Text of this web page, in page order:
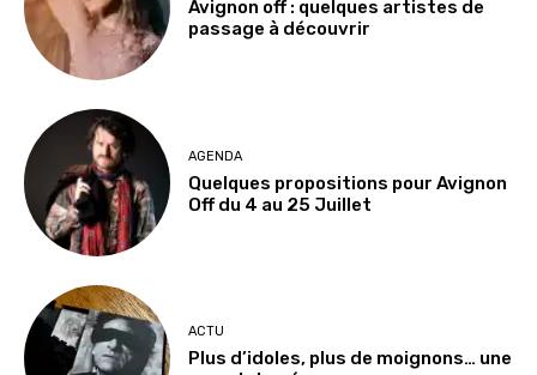
Avignon off : quelques artistes de
passage à découvrir
AGENDA
Quelques propositions pour Avignon
Off du 4 au 25 Juillet
ACTU
Plus d’idoles, plus de moignons… une